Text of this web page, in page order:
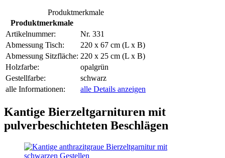
Produktmerkmale
Produktmerkmale
Artikelnummer:
Nr. 331
Abmessung Tisch:
220 x 67 cm (L x B)
Abmessung Sitzfläche: 220 x 25 cm (L x B)
Holzfarbe:
opalgrün
Gestellfarbe:
schwarz
alle Informationen:
alle Details anzeigen
Kantige Bierzeltgarnituren mit
pulverbeschichteten Beschlägen